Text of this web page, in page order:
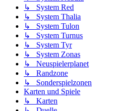
↳ System Red
↳ System Thalia
↳ System Tulon
↳ System Turnus
↳ System Tyr
↳ System Zonas
↳ Neuspielerplanet
↳ Randzone
↳ Sonderspielzonen
Karten und Spiele
↳ Karten